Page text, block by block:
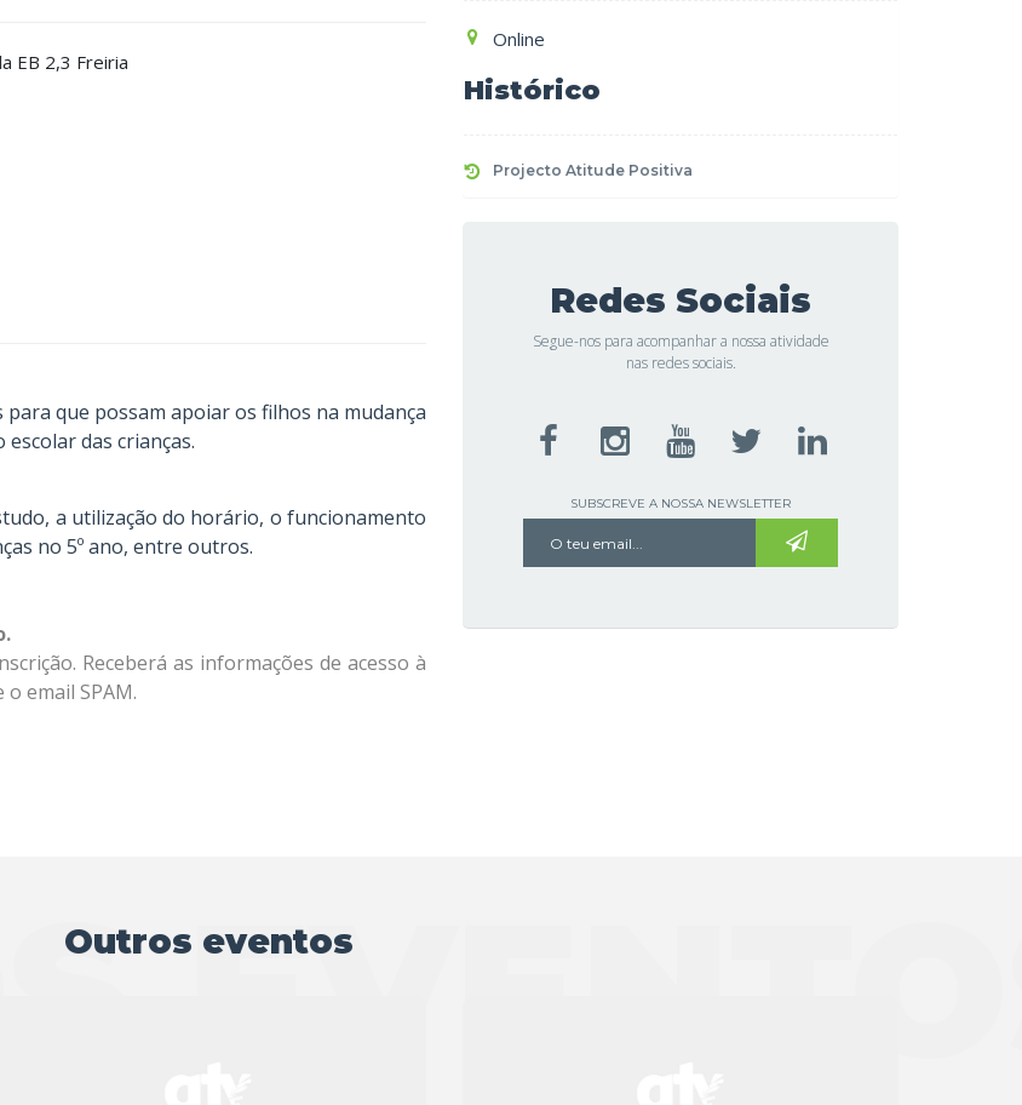
EB 2,3 Freiria
que possam apoiar os filhos na mudança
das crianças.
a utilização do horário, o funcionamento
no 5º ano, entre outros.
Receberá as informações de acesso à
email SPAM.
Online
Histórico
Projecto Atitude Positiva
Redes Sociais
Segue-nos para acompanhar a nossa atividade
nas redes sociais.
SUBSCREVE A NOSSA NEWSLETTER
Outros eventos